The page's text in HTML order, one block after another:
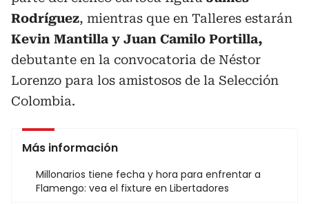
Rodríguez, mientras que en Talleres estarán
Kevin Mantilla y Juan Camilo Portilla,
debutante en la convocatoria de Néstor
Lorenzo para los amistosos de la Selección
Colombia.
Más información
Millonarios tiene fecha y hora para enfrentar a
Flamengo: vea el fixture en Libertadores